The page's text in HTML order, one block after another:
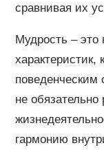
сравнивая их
Мудрость – это
характеристик,
поведенческим
не
гармонию